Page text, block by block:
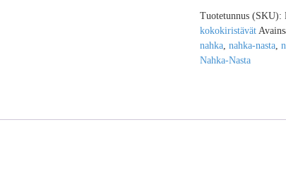
Tuotetunnus (SKU):
kokokiristävät
nahka, nahka-nasta,
Nahka-Nasta